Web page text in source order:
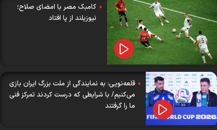
کامبک مصر با امضای صلاح؛
نیوزیلند از پا افتاد
قلعه‌نویی: به نمایندگی از ملت بزرگ ایران بازی
می‌کنیم/ با شرایطی که درست کردند تمرکز فنی‌
ما را گرفتند